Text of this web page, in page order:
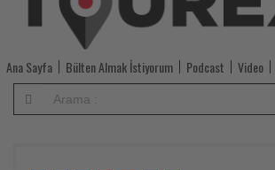
Bağlıkaya’dan
26ncı
Olağan
Genel
Kurul’a
Ana Sayfa Bülten Almak İstiyorum Podcast Video